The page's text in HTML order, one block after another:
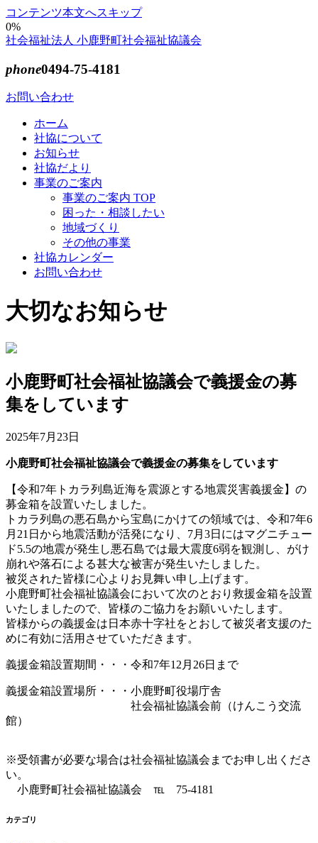
コンテンツ本文へスキップ
0%
社会福祉法人 小鹿野町社会福祉協議会
phone0494-75-4181
お問い合わせ
ホーム
社協について
お知らせ
社協だより
事業のご案内
事業のご案内 TOP
困った・相談したい
地域づくり
その他の事業
社協カレンダー
お問い合わせ
大切なお知らせ
小鹿野町社会福祉協議会で義援金の募
集をしています
2025年7月23日
小鹿野町社会福祉協議会で義援金の募集をしています
【令和7年トカラ列島近海を震源とする地震災害義援金】の
募金箱を設置いたしました。
トカラ列島の悪石島から宝島にかけての領域では、令和7年6
月21日から地震活動が活発になり、7月3日にはマグニチュー
ド5.5の地震が発生し悪石島では最大震度6弱を観測し、がけ
崩れや落石による甚大な被害が発生いたしました。
被災された皆様に心よりお見舞い申し上げます。
小鹿野町社会福祉協議会において次のとおり救援金箱を設置
いたしましたので、皆様のご協力をお願いいたします。
皆様からの義援金は日本赤十字社をとおして被災者支援のた
めに有効に活用させていただきます。
義援金箱設置期間・・・令和7年12月26日まで
義援金箱設置場所・・・小鹿野町役場庁舎
社会福祉協議会前（けんこう交流
館）
※受領書が必要な場合は社会福祉協議会までお申し出くださ
い。
小鹿野町社会福祉協議会 ℡ 75-4181
カテゴリ